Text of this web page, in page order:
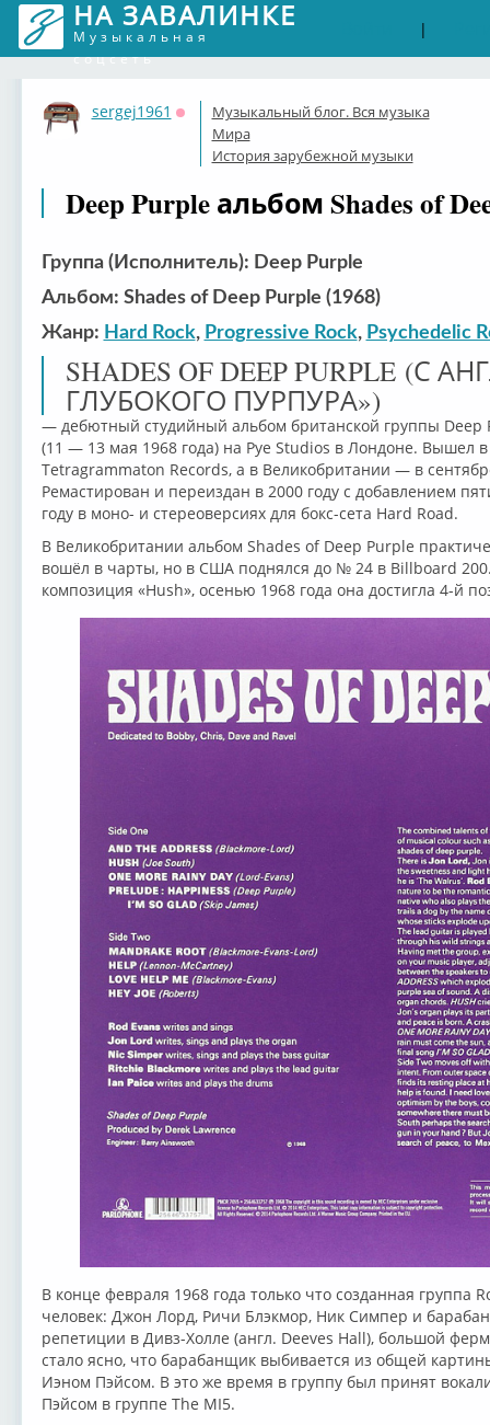
НА ЗАВАЛИНКЕ
Музыкальная
соцсеть
|
sergej1961
Оффлайн
Музыкальный блог. Вся музыка
Мира
История зарубежной музыки
Deep Purple альбом Shades of
Группа (Исполнитель): Deep Purple
Альбом: Shades of Deep Purple (1968)
Жанр: Hard Rock, Progressive Rock, Psychedelic
SHADES OF DEEP PURPLE (С
ГЛУБОКОГО ПУРПУРА»)
— дебютный студийный альбом британской группы Deep
(11 — 13 мая 1968 года) на Pye Studios в Лондоне. Вышел
Tetragrammaton Records, а в Великобритании — в
Ремастирован и переиздан в 2000 году с добавлением
году в моно- и стереоверсиях для бокс-сета Hard Road.
В Великобритании альбом Shades of Deep Purple
вошёл в чарты, но в США поднялся до № 24 в Billboard
композиция «Hush», осенью 1968 года она достигла 4-й
В конце февраля 1968 года только что созданная группа
человек: Джон Лорд, Ричи Блэкмор, Ник Симпер и
репетиции в Дивз-Холле (англ. Deeves Hall), большой
стало ясно, что барабанщик выбивается из общей
Иэном Пэйсом. В это же время в группу был принят
Пэйсом в группе The MI5.